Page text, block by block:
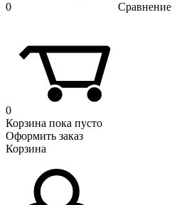
0 Сравнение
0
Корзина пока пусто
Оформить заказ
Корзина